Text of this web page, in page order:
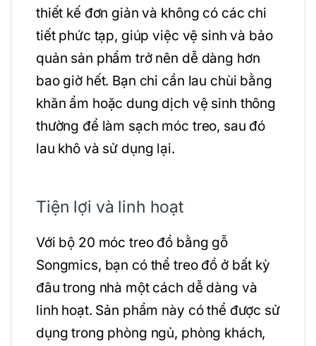
thiết kế đơn giản và không có các chi
tiết phức tạp, giúp việc vệ sinh và bảo
quản sản phẩm trở nên dễ dàng hơn
bao giờ hết. Bạn chỉ cần lau chùi bằng
khăn ẩm hoặc dung dịch vệ sinh thông
thường để làm sạch móc treo, sau đó
lau khô và sử dụng lại.
Tiện lợi và linh hoạt
Với bộ 20 móc treo đồ bằng gỗ
Songmics, bạn có thể treo đồ ở bất kỳ
đâu trong nhà một cách dễ dàng và
linh hoạt. Sản phẩm này có thể được sử
dụng trong phòng ngủ, phòng khách,